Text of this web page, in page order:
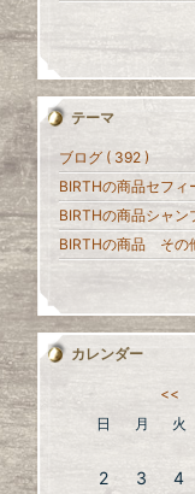
テーマ
ブログ ( 392 )
BIRTHの商品セフィ
BIRTHの商品シャン
BIRTHの商品 その
カレンダー
<<
日
月 火
2
3 4